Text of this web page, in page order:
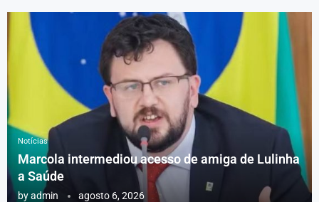
Notícias
Marcola intermediou acesso de amiga de Lulinha
a Saúde
byadmin agosto 6, 2026